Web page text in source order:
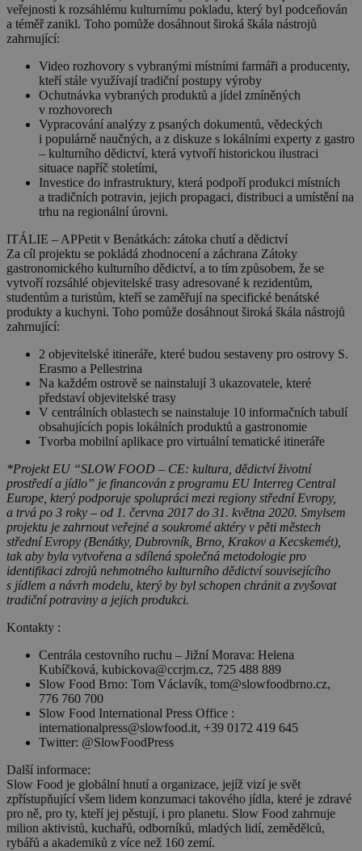
veřejnosti k rozsáhlému kulturnímu pokladu, který byl podceňován
a téměř zanikl. Toho pomůže dosáhnout široká škála nástrojů
zahrnující:
Video rozhovory s vybranými místními farmáři a producenty,
kteří stále využívají tradiční postupy výroby
Ochutnávka vybraných produktů a jídel zmíněných
v rozhovorech
Vypracování analýzy z psaných dokumentů, vědeckých
i populárně naučných, a z diskuze s lokálními experty z gastro
– kulturního dědictví, která vytvoří historickou ilustraci
situace napříč stoletími,
Investice do infrastruktury, která podpoří produkci místních
a tradičních potravin, jejich propagaci, distribuci a umístění na
trhu na regionální úrovni.
ITÁLIE – APPetit v Benátkách: zátoka chutí a dědictví
Za cíl projektu se pokládá zhodnocení a záchrana Zátoky
gastronomického kulturního dědictví, a to tím způsobem, že se
vytvoří rozsáhlé objevitelské trasy adresované k rezidentům,
studentům a turistům, kteří se zaměřují na specifické benátské
produkty a kuchyni. Toho pomůže dosáhnout široká škála nástrojů
zahrnující:
2 objevitelské itineráře, které budou sestaveny pro ostrovy S.
Erasmo a Pellestrina
Na každém ostrově se nainstalují 3 ukazovatele, které
představí objevitelské trasy
V centrálních oblastech se nainstaluje 10 informačních tabulí
obsahujících popis lokálních produktů a gastronomie
Tvorba mobilní aplikace pro virtuální tematické itineráře
*Projekt EU “SLOW FOOD – CE: kultura, dědictví životní
prostředí a jídlo” je financován z programu EU Interreg Central
Europe, který podporuje spolupráci mezi regiony střední Evropy,
a trvá po 3 roky – od 1. června 2017 do 31. května 2020. Smylsem
projektu je zahrnout veřejné a soukromé aktéry v pěti městech
střední Evropy (Benátky, Dubrovník, Brno, Krakov a Kecskemét),
tak aby byla vytvořena a sdílená společná metodologie pro
identifikaci zdrojů nehmotného kulturního dědictví souvisejícího
s jídlem a návrh modelu, který by byl schopen chránit a zvyšovat
tradiční potraviny a jejich produkci.
Kontakty :
Centrála cestovního ruchu – Jižní Morava: Helena
Kubíčková, kubickova@ccrjm.cz, 725 488 889
Slow Food Brno: Tom Václavík, tom@slowfoodbrno.cz,
776 760 700
Slow Food International Press Office :
internationalpress@slowfood.it, +39 0172 419 645
Twitter: @SlowFoodPress
Další informace:
Slow Food je globální hnutí a organizace, jejíž vizí je svět
zpřístupňující všem lidem konzumaci takového jídla, které je zdravé
pro ně, pro ty, kteří jej pěstují, i pro planetu. Slow Food zahrnuje
milion aktivistů, kuchařů, odborníků, mladých lidí, zemědělců,
rybářů a akademiků z více než 160 zemí.